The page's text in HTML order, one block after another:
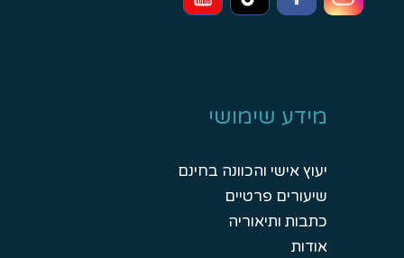
מידע שימושי
יעוץ אישי והכוונה בחינם
שיעורים פרטיים
כתבות ותיאוריה
אודות